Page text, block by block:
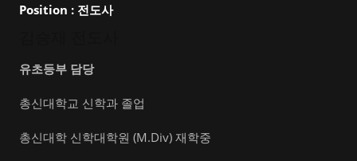
Position : 전도사
유초등부 담당
총신대학교 신학과 졸업
총신대학 신학대학원 (M.Div) 재학중